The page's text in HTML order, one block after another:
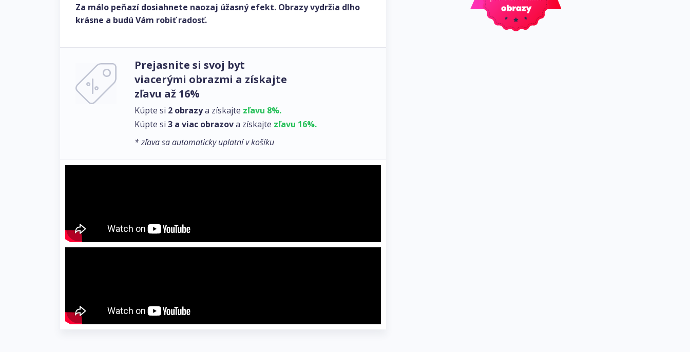
Za málo peňazí dosiahnete naozaj úžasný efekt. Obrazy vydržia dlho
krásne a budú Vám robiť radosť.
Prejasnite si svoj byt
viacerými obrazmi a získajte
zľavu až 16%
Kúpte si 2 obrazya získajte zľavu 8%.
Kúpte si 3 a viac obrazova získajte zľavu 16%.
* zľava sa automaticky uplatní v košíku